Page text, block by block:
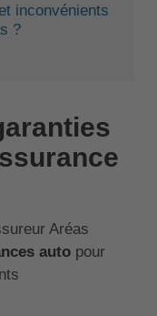
inconvénients
?
Aréas
autopour